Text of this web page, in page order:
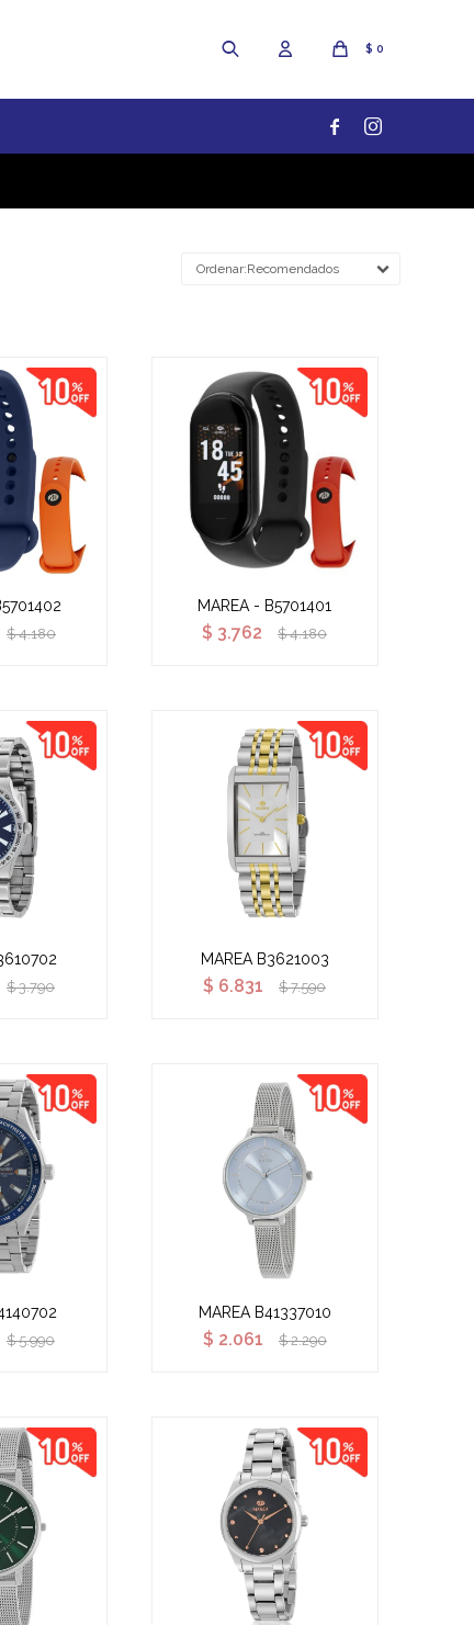
$ 0
 
Recomendados
$ 4.180
MAREA - B5701401
$ 3.762 $ 4.180
$ 3.790
MAREA B3621003
$ 6.831 $ 7.590
$ 5.990
MAREA B41337010
$ 2.061 $ 2.290